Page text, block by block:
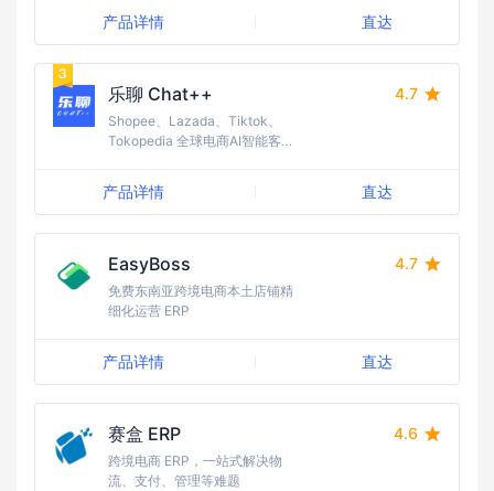
产品详情 直达
乐聊 Chat++ 4.7
Shopee、Lazada、Tiktok、
Tokopedia 全球电商AI智能客
产品详情 直达
EasyBoss 4.7
免费东南亚跨境电商本土店铺精
细化运营 ERP
产品详情 直达
赛盒 ERP 4.6
跨境电商 ERP，一站式解决物
流、支付、管理等难题